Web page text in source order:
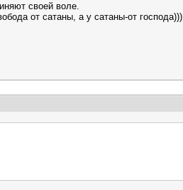
своей воле.
от сатаны, а у сатаны-от господа)))